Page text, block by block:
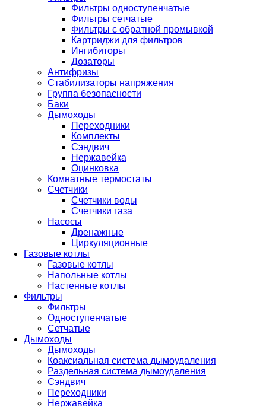
Фильтры одноступенчатые
Фильтры сетчатые
Фильтры с обратной промывкой
Картриджи для фильтров
Ингибиторы
Дозаторы
Антифризы
Стабилизаторы напряжения
Группа безопасности
Баки
Дымоходы
Переходники
Комплекты
Сэндвич
Нержавейка
Оцинковка
Комнатные термостаты
Счетчики
Счетчики воды
Счетчики газа
Насосы
Дренажные
Циркуляционные
Газовые котлы
Газовые котлы
Напольные котлы
Настенные котлы
Фильтры
Фильтры
Одноступенчатые
Сетчатые
Дымоходы
Дымоходы
Коаксиальная система дымоудаления
Раздельная система дымоудаления
Сэндвич
Переходники
Нержавейка